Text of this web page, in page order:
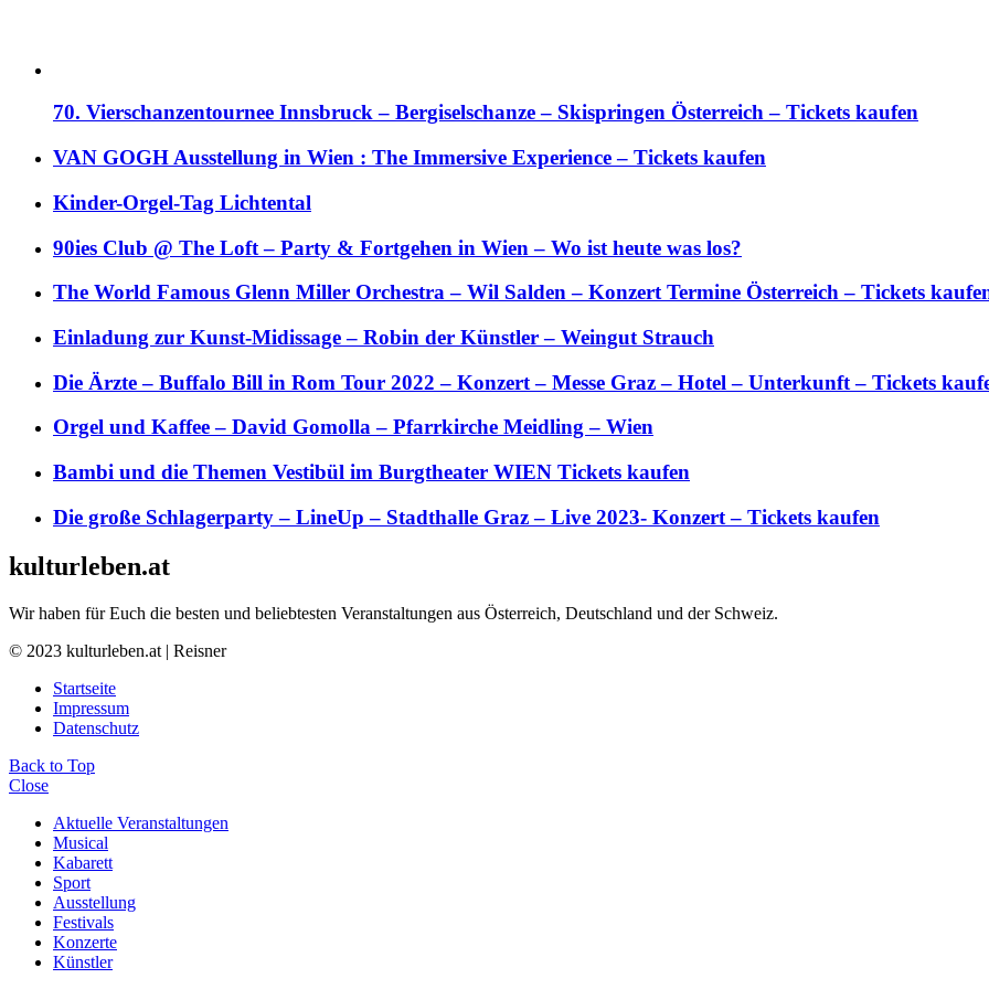
70. Vierschanzentournee Innsbruck – Bergiselschanze – Skispringen Österreich – Tickets kaufen
VAN GOGH Ausstellung in Wien : The Immersive Experience – Tickets kaufen
Kinder-Orgel-Tag Lichtental
90ies Club @ The Loft – Party & Fortgehen in Wien – Wo ist heute was los?
The World Famous Glenn Miller Orchestra – Wil Salden – Konzert Termine Österreich – Tickets
Einladung zur Kunst-Midissage – Robin der Künstler – Weingut Strauch
Die Ärzte – Buffalo Bill in Rom Tour 2022 – Konzert – Messe Graz – Hotel – Unterkunft – Tickets
Orgel und Kaffee – David Gomolla – Pfarrkirche Meidling – Wien
Bambi und die Themen Vestibül im Burgtheater WIEN Tickets kaufen
Die große Schlagerparty – LineUp – Stadthalle Graz – Live 2023- Konzert – Tickets kaufen
kulturleben.at
Wir haben für Euch die besten und beliebtesten Veranstaltungen aus Österreich, Deutschland und der Schweiz.
© 2023 kulturleben.at | Reisner
Startseite
Impressum
Datenschutz
Back to Top
Close
Aktuelle Veranstaltungen
Musical
Kabarett
Sport
Ausstellung
Festivals
Konzerte
Künstler